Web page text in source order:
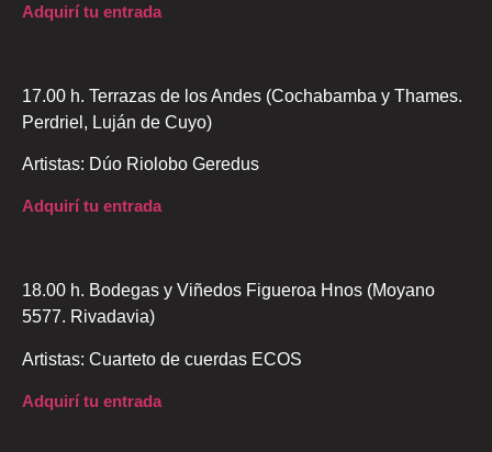
Adquirí tu entrada
17.00 h. Terrazas de los Andes (Cochabamba y Thames.
Perdriel, Luján de Cuyo)
Artistas: Dúo Riolobo Geredus
Adquirí tu entrada
18.00 h. Bodegas y Viñedos Figueroa Hnos (Moyano
5577. Rivadavia)
Artistas: Cuarteto de cuerdas ECOS
Adquirí tu entrada